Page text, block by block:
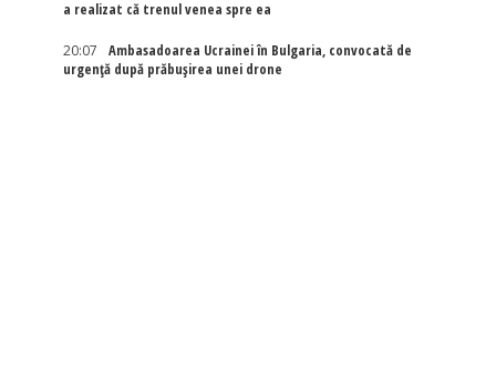
a realizat că trenul venea spre ea
20:07
Ambasadoarea Ucrainei în Bulgaria, convocată de
urgență după prăbușirea unei drone